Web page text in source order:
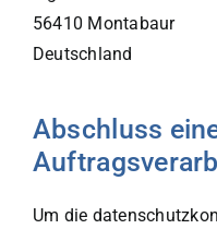
56410 Montabaur
Deutschland
Abschluss
Um die